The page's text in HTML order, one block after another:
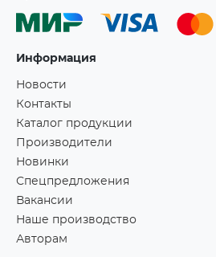
Информация
Новости
Контакты
Каталог продукции
Производители
Новинки
Спецпредложения
Вакансии
Наше производство
Авторам